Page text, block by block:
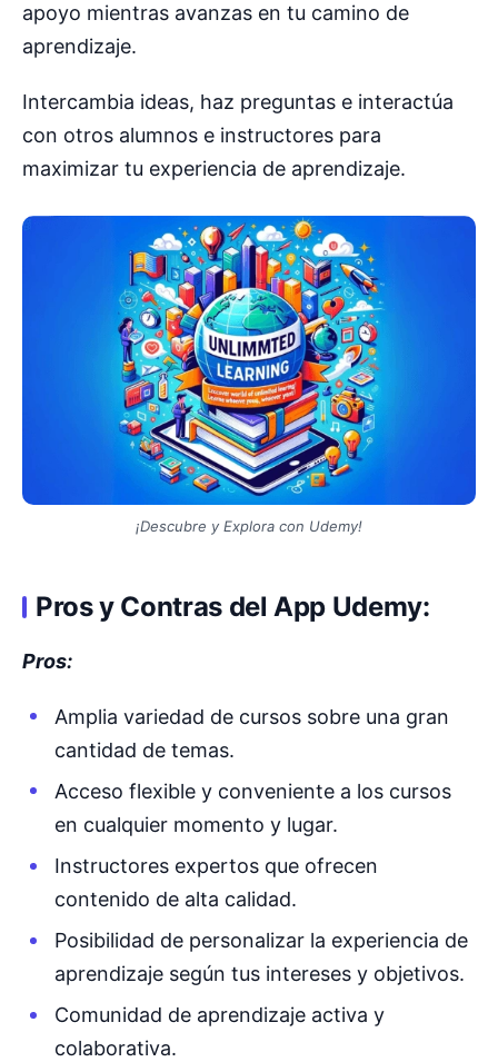
apoyo mientras avanzas en tu camino de
aprendizaje.
Intercambia ideas, haz preguntas e interactúa
con otros alumnos e instructores para
maximizar tu experiencia de aprendizaje.
¡Descubre y Explora con Udemy!
Pros y Contras del App Udemy:
Pros:
Amplia variedad de cursos sobre una gran
cantidad de temas.
Acceso flexible y conveniente a los cursos
en cualquier momento y lugar.
Instructores expertos que ofrecen
contenido de alta calidad.
Posibilidad de personalizar la experiencia de
aprendizaje según tus intereses y objetivos.
Comunidad de aprendizaje activa y
colaborativa.